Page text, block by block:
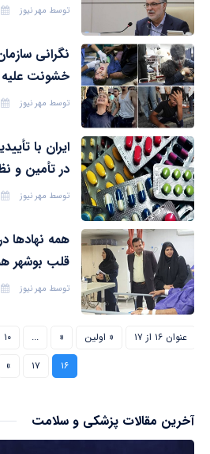
توسط مهر نیوز
نگرانی
خشونت علیه
توسط مهر نیوز
ایران با
در تأمین و
توسط مهر نیوز
همه نهادها
قلب بوشهر
توسط مهر نیوز
عنوان ۱۶ از ۱۷ « اولین «
... ۱۰
۱۶
۱۷ »
آخرین مقالات پزشکی و سلامت